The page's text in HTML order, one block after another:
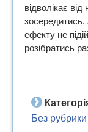
відволікає
ефекту не
розібратись
Без рубрики